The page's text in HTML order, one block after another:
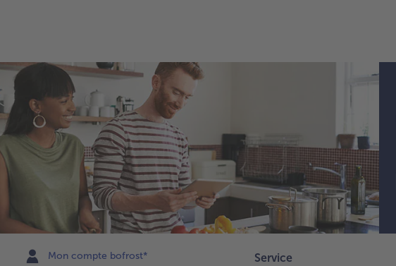
Mon compte bofrost* Service